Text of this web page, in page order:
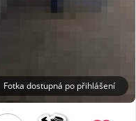
Fotka dostupná po přihlášení